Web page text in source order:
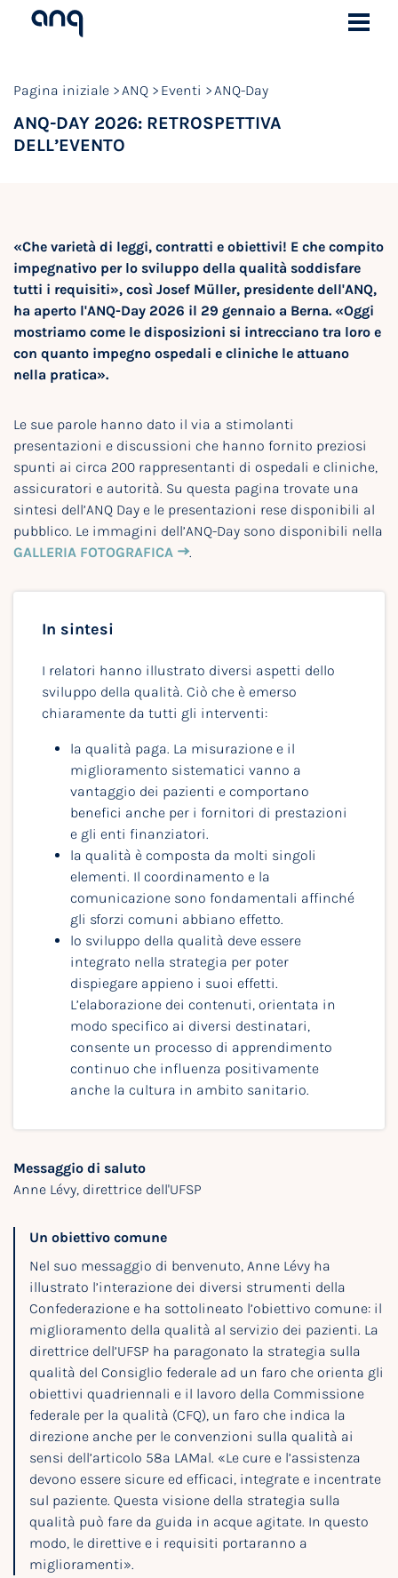
Pagina iniziale ANQ Eventi ANQ-Day
ANQ-DAY 2026: RETROSPETTIVA
DELL’EVENTO
«Che varietà di leggi, contratti e obiettivi! E che compito
impegnativo per lo sviluppo della qualità soddisfare
tutti i requisiti», così Josef Müller, presidente dell'ANQ,
ha aperto l'ANQ-Day 2026 il 29 gennaio a Berna. «Oggi
mostriamo come le disposizioni si intrecciano tra loro e
con quanto impegno ospedali e cliniche le attuano
nella pratica».
Le sue parole hanno dato il via a stimolanti
presentazioni e discussioni che hanno fornito preziosi
spunti ai circa 200 rappresentanti di ospedali e cliniche,
assicuratori e autorità. Su questa pagina trovate una
sintesi dell’ANQ Day e le presentazioni rese disponibili al
pubblico. Le immagini dell’ANQ-Day sono disponibili nella
GALLERIA FOTOGRAFICA
.
In sintesi
I relatori hanno illustrato diversi aspetti dello
sviluppo della qualità. Ciò che è emerso
chiaramente da tutti gli interventi:
la qualità paga. La misurazione e il
miglioramento sistematici vanno a
vantaggio dei pazienti e comportano
benefici anche per i fornitori di prestazioni
e gli enti finanziatori.
la qualità è composta da molti singoli
elementi. Il coordinamento e la
comunicazione sono fondamentali affinché
gli sforzi comuni abbiano effetto.
lo sviluppo della qualità deve essere
integrato nella strategia per poter
dispiegare appieno i suoi effetti.
L’elaborazione dei contenuti, orientata in
modo specifico ai diversi destinatari,
consente un processo di apprendimento
continuo che influenza positivamente
anche la cultura in ambito sanitario.
Messaggio di saluto
Anne Lévy, direttrice dell'UFSP
Un obiettivo comune
Nel suo messaggio di benvenuto, Anne Lévy ha
illustrato l’interazione dei diversi strumenti della
Confederazione e ha sottolineato l’obiettivo comune: il
miglioramento della qualità al servizio dei pazienti. La
direttrice dell’UFSP ha paragonato la strategia sulla
qualità del Consiglio federale ad un faro che orienta gli
obiettivi quadriennali e il lavoro della Commissione
federale per la qualità (CFQ), un faro che indica la
direzione anche per le convenzioni sulla qualità ai
sensi dell’articolo 58a LAMal. «Le cure e l’assistenza
devono essere sicure ed efficaci, integrate e incentrate
sul paziente. Questa visione della strategia sulla
qualità può fare da guida in acque agitate. In questo
modo, le direttive e i requisiti portaranno a
miglioramenti».